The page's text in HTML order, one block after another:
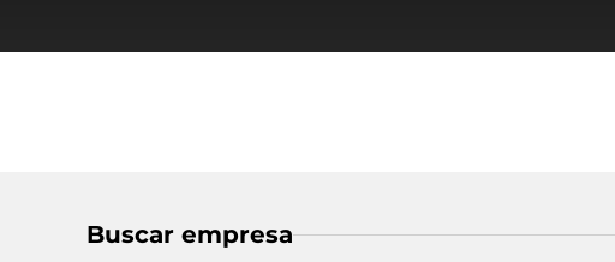
Buscar empresa